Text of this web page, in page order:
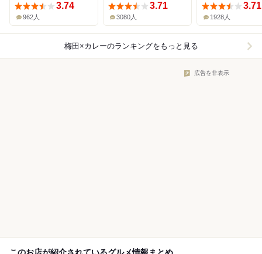
3.74
962人
3.71
3080人
3.71
1928人
梅田×カレーのランキングをもっと見る
広告を非表示